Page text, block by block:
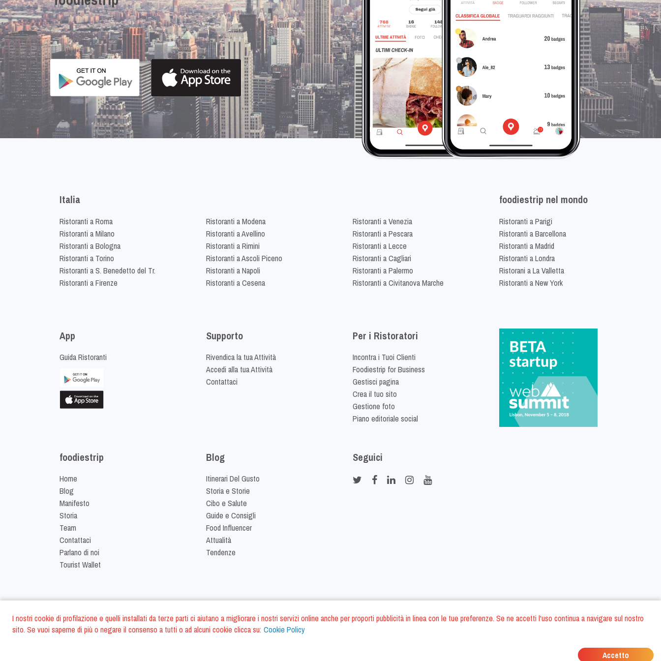
I nostri cookie di profilazione e quelli installati da terze parti ci aiutano a migliorare i nostri servizi online anche per proporti pubblicità in linea con le tue preferenze. Se ne accetti l'uso continua a navigare sul nostro
sito. Se vuoi saperne di più o negare il consenso a tutti o ad alcuni cookie clicca su: Cookie Policy
Accetto
Italia
Ristoranti a Roma
Ristoranti a Milano
Ristoranti a Bologna
Ristoranti a Torino
Ristoranti a S. Benedetto del Tr.
Ristoranti a Firenze
Ristoranti a Modena
Ristoranti a Avellino
Ristoranti a Rimini
Ristoranti a Ascoli Piceno
Ristoranti a Napoli
Ristoranti a Cesena
Ristoranti a Venezia
Ristoranti a Pescara
Ristoranti a Lecce
Ristoranti a Cagliari
Ristoranti a Palermo
Ristoranti a Civitanova Marche
foodiestrip nel mondo
Ristoranti a Parigi
Ristoranti a Barcellona
Ristoranti a Madrid
Ristoranti a Londra
Ristorani a La Valletta
Ristoranti a New York
App
Guida Ristoranti
Supporto
Rivendica la tua Attività
Accedi alla tua Attività
Contattaci
Per i Ristoratori
Incontra i Tuoi Clienti
Foodiestrip for Business
Gestisci pagina
Crea il tuo sito
Gestione foto
Piano editoriale social
foodiestrip
Home
Blog
Manifesto
Storia
Team
Contattaci
Parlano di noi
Tourist Wallet
Blog
Itinerari Del Gusto
Storia e Storie
Cibo e Salute
Guide e Consigli
Food Influencer
Attualità
Tendenze
Seguici
© 2026FoodiesTrip S.r.l. - P.IVA IT01975940675 - All Rights Reserved